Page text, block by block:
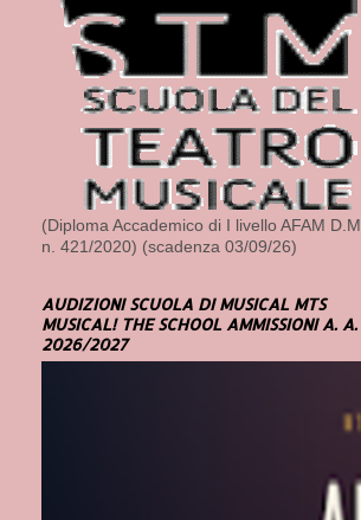
(Diploma Accademico di I livello AFAM D.M.
n. 421/2020) (scadenza 03/09/26)
AUDIZIONI SCUOLA DI MUSICAL MTS
MUSICAL! THE SCHOOL AMMISSIONI A. A.
2026/2027